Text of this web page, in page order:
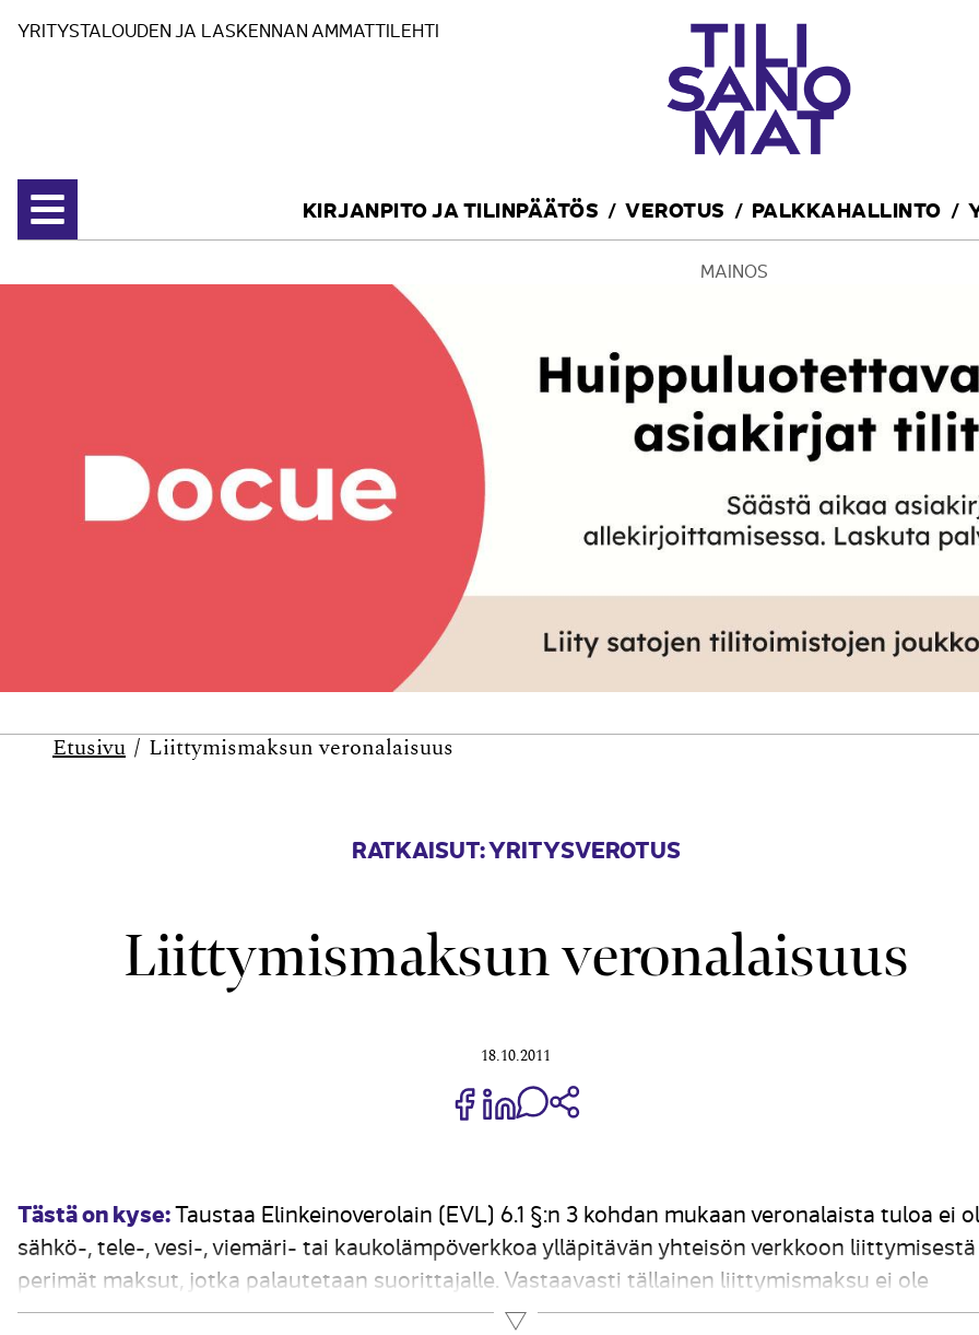
YRITYSTALOUDEN JA LASKENNAN AMMATTILEHTI
Avaa valikko
KIRJANPITO JA TILINPÄÄTÖS VEROTUS PALKKAHALLINTO
MAINOS
Etusivu Liittymismaksun veronalaisuus
RATKAISUT: YRITYSVEROTUS
Liittymismaksun veronalaisuus
18.10.2011
Jaa Share on Facebook
Jaa Share on LinkedIn
Jaa WhatsApp-viestinä
Tästä on kyse:Taustaa Elinkeinoverolain (EVL) 6.1 §:n 3 kohdan mukaan veronalaista tuloa ei
sähkö-, tele-, vesi-, viemäri- tai kaukolämpöverkkoa ylläpitävän yhteisön verkkoon liittymisestä
perimät maksut, jotka palautetaan suorittajalle. Vastaavasti tällainen liittymismaksu ei ole
maksajalle vähennyskelpoista menoa (EVL 16 § 3 kohta)....
Lue lisää